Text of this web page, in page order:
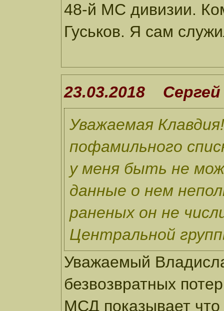
48-й МС дивизии.
Гуськов. Я сам
23.03.2018
Уважаемая
пофамильного
у меня быть не
данные о нем
раненых он не
Центральной
Уважаемый
безвозвратных
МСД показывает что